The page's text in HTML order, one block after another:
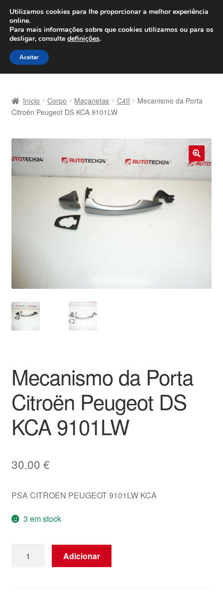
ENVIO a partir de 7 EUR
Seg-Sex, das 9h às 16h800 500 967
Ir
para
a
Saltar
para
o
Carrinho
Contato
Envio para todo o planeta
Minha conta
Procedimento de Reclamação
Sobre nós
Termos e Condições
Transporte
Início Corpo Maçanetas C4II
Mecanismo da Porta
Citroën Peugeot DS KCA 9101LW
🔍
Mecanismo da Porta
Citroën Peugeot DS
KCA 9101LW
30.00 €
PSA CITROEN PEUGEOT 9101LW KCA
3 em stock
Adicionar
Utilizamos cookies para lhe proporcionar a melhor experiência
online.
Para mais informações sobre que cookies utilizamos ou para os
desligar, consulte definições.
Aceitar